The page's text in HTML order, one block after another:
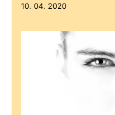
10. 04. 2020